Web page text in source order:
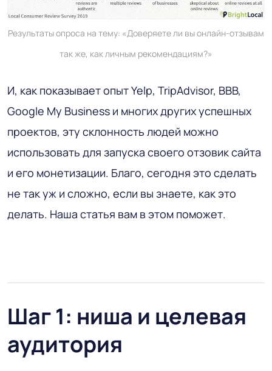
Результаты опроса на тему: «Доверяете ли вы онлайн-отзывам
так же, как личным рекомендациям?»
И, как показывает опыт Yelp, TripAdvisor, BBB,
Google My Business и многих других успешных
проектов, эту склонность людей можно
использовать для запуска своего отзовик сайта
и его монетизации. Благо, сегодня это сделать
не так уж и сложно, если вы знаете, как это
делать. Наша статья вам в этом поможет.
Шаг 1: ниша и целевая
аудитория